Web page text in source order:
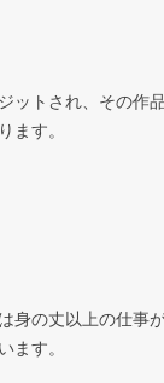
ットされ、その作
す。
身の丈以上の仕事
す。